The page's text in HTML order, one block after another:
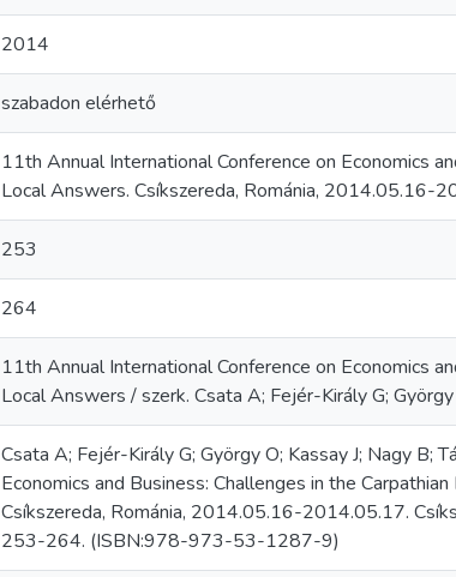
2014
szabadon elérhető
11th Annual International Conference on Economics
Local Answers. Csíkszereda, Románia, 2014.05.16-
253
264
11th Annual International Conference on Economics
Local Answers / szerk. Csata A; Fejér-Király G;
Csata A; Fejér-Király G; György O; Kassay J; Nagy B;
Economics and Business: Challenges in the
Csíkszereda, Románia, 2014.05.16-2014.05.17.
253-264. (ISBN:978-973-53-1287-9)